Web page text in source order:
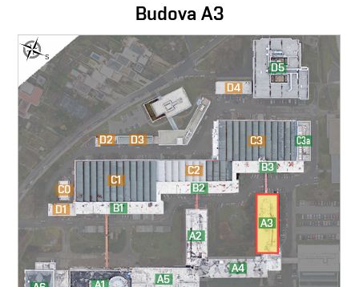
Budova A3